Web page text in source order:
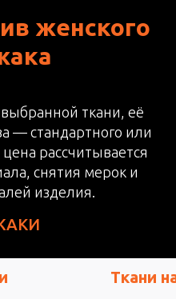
женского
ткани, её
— стандартного или
рассчитывается
снятия мерок и
изделия.
Loro